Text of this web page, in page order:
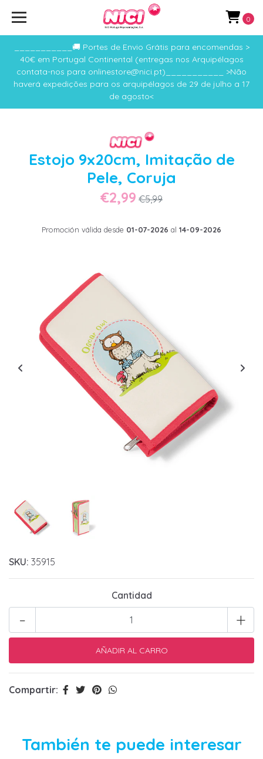
___________🚚 Portes de Envio Grátis para encomendas >
40€ em Portugal Continental (entregas nos Arquipélagos
contata-nos para onlinestore@nici.pt)___________ >Não
haverá expedições para os arquipélagos de 29 de julho a 17
de agosto<
0
Estojo 9x20cm, Imitação de
Pele, Coruja
€2,99 €5,99
Promoción válida desde 01-07-2026 al 14-09-2026
SKU: 35915
Cantidad
+
-
Compartir:
También te puede interesar